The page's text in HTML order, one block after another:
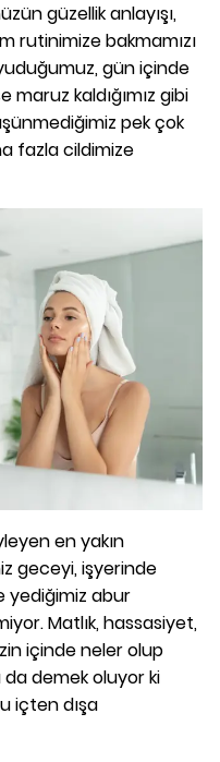
güzellik anlayışı,
rutinimize bakmamızı
gün içinde
kaldığımız gibi
pek çok
fazla cildimize
en yakın
geceyi, işyerinde
yediğimiz abur
Matlık, hassasiyet,
içinde neler olup
demek oluyor ki
içten dışa